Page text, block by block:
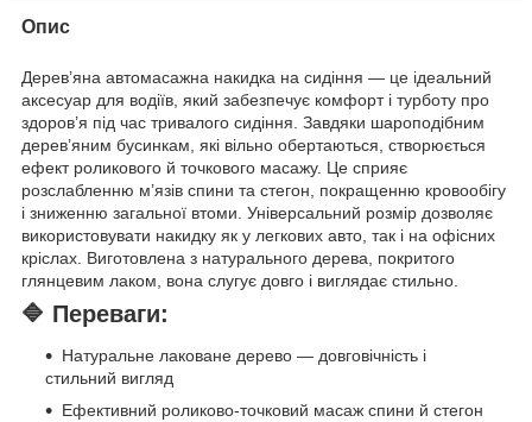
Опис
Дерев’яна автомасажна накидка на сидіння — це ідеальний
аксесуар для водіїв, який забезпечує комфорт і турботу про
здоров’я під час тривалого сидіння. Завдяки шароподібним
дерев’яним бусинкам, які вільно обертаються, створюється
ефект роликового й точкового масажу. Це сприяє
розслабленню м’язів спини та стегон, покращенню кровообігу
і зниженню загальної втоми. Універсальний розмір дозволяє
використовувати накидку як у легкових авто, так і на офісних
кріслах. Виготовлена з натурального дерева, покритого
глянцевим лаком, вона слугує довго і виглядає стильно.
🔷 Переваги:
Натуральне лаковане дерево — довговічність і
стильний вигляд
Ефективний роликово-точковий масаж спини й стегон